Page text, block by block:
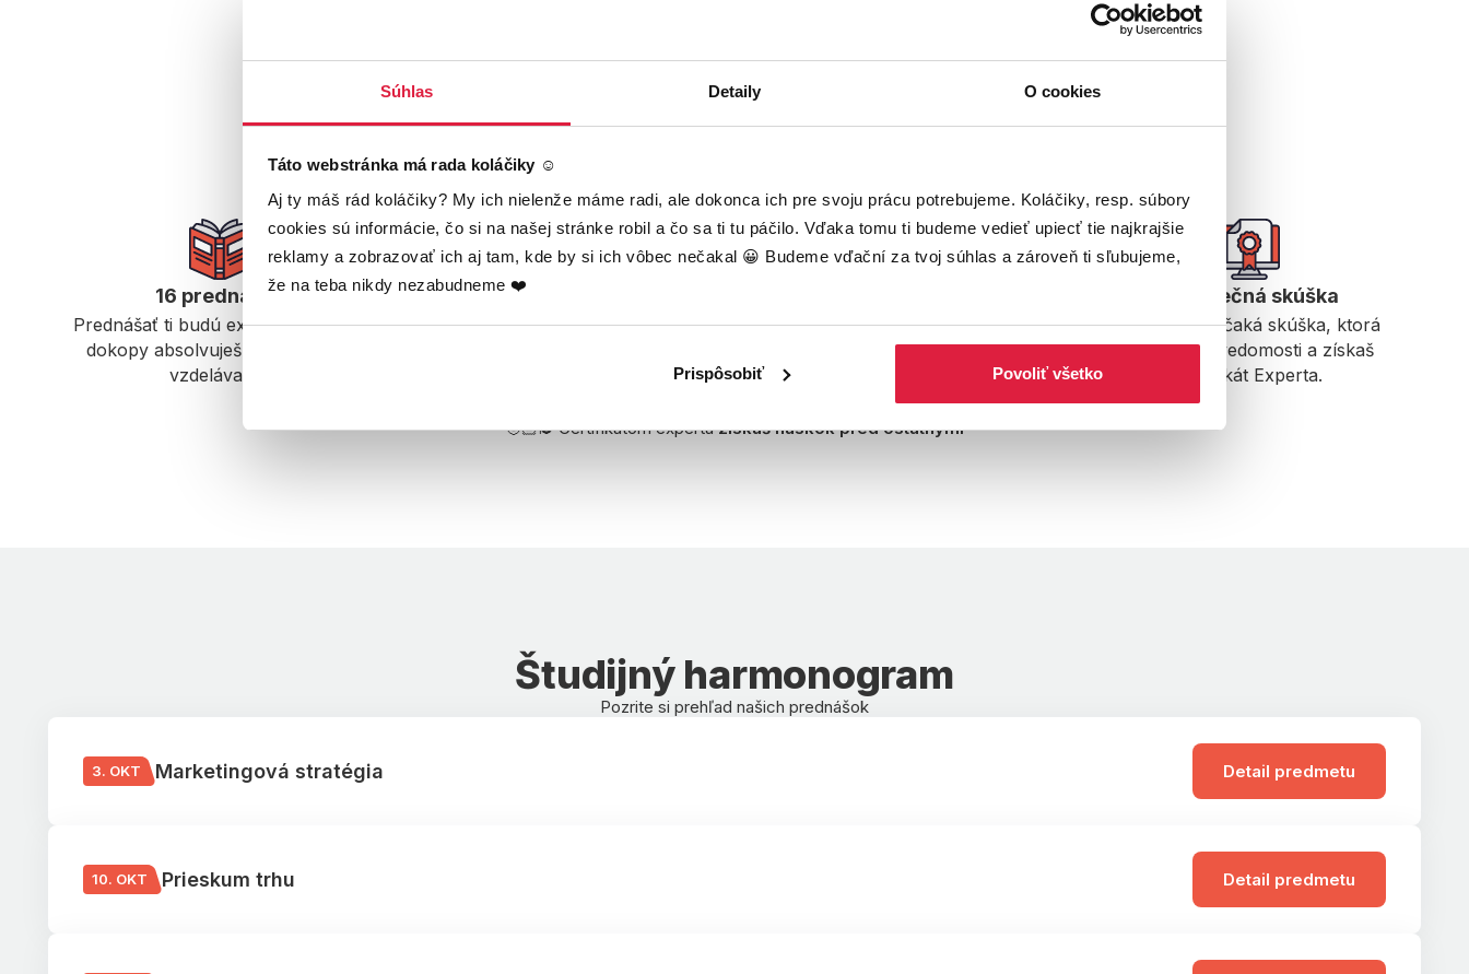
Súhlas Detaily O cookies
Táto webstránka má rada koláčiky ☺️
Aj ty máš rád koláčiky? My ich nielenže máme radi, ale dokonca ich pre svoju prácu potrebujeme. Koláčiky, resp. súbory
cookies sú informácie, čo si na našej stránke robil a čo sa ti tu páčilo. Vďaka tomu ti budeme vedieť upiecť tie najkrajšie
reklamy a zobrazovať ich aj tam, kde by si ich vôbec nečakal 😀 Budeme vďační za tvoj súhlas a zároveň ti sľubujeme,
že na teba nikdy nezabudneme ❤️
Prispôsobiť Povoliť všetko
Čo ťa čaká počas štúdia?
16 prednášok
Prednášať ti budú experti z praxe a
dokopy absolvuješ až 130 hodín
vzdelávania.
Analýzy case studies
Štúdium bude postavené hlavne na
Budeme pozývať zaujímavých hostí,
s ktorými môžeš diskutovať svoje
Záverečná skúška
Na záver ťa čaká skúška, ktorá
overí tvoje vedomosti a získaš
certifikát Experta.
🧑🏻‍🎓 Certifikátom expertazískaš náskok pred ostatnými
Študijný harmonogram
Pozrite si prehľad našich prednášok
3. OKT Marketingová stratégia Detail predmetu
10. OKT Prieskum trhu Detail predmetu